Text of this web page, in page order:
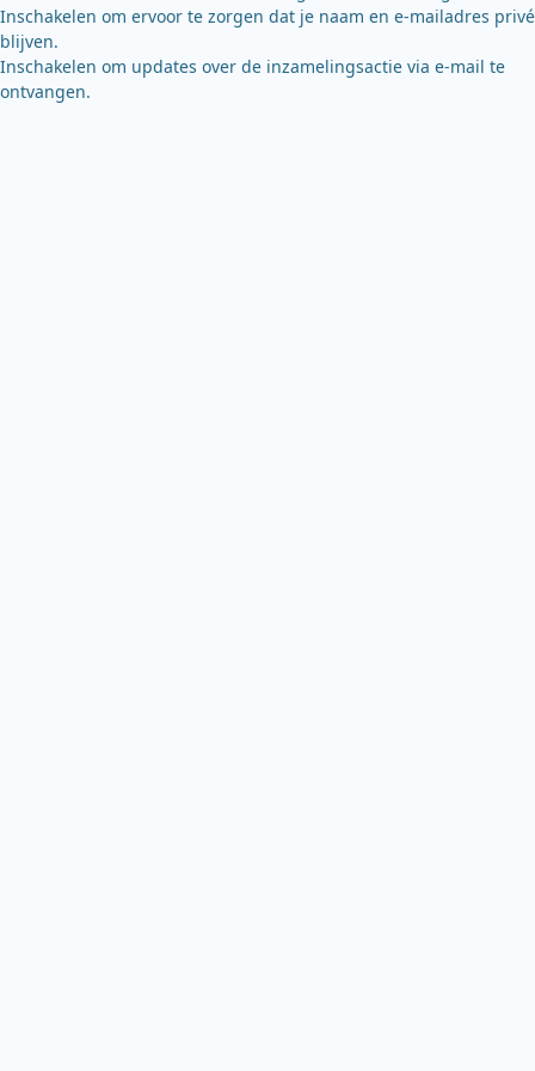
Inschakelen om ervoor te zorgen dat je naam en e-mailadres privé
blijven.
Inschakelen om updates over de inzamelingsactie via e-mail te
ontvangen.